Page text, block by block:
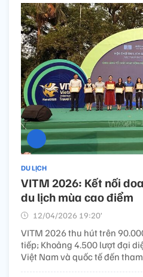
DU LỊCH
VITM 2026: Kết nối
du lịch mùa cao điểm
12/04/2026 19:20’
VITM 2026 thu hút trên
tiếp; Khoảng 4.500 lượt đại
Việt Nam và quốc tế đến